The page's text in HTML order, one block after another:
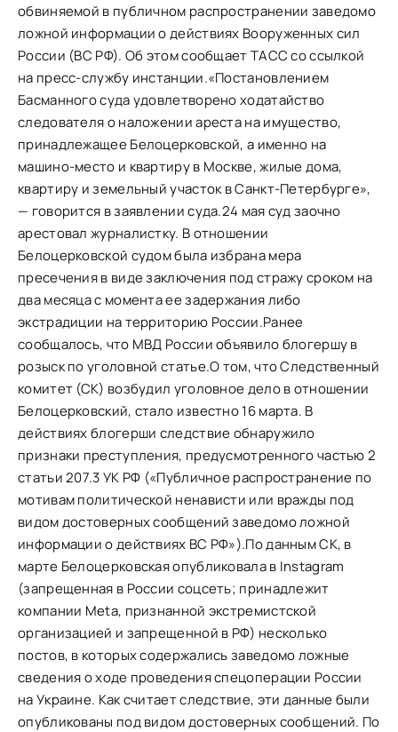
обвиняемой в публичном распространении заведомо
ложной информации о действиях Вооруженных сил
России (ВС РФ). Об этом сообщает ТАСС со ссылкой
на пресс-службу инстанции.«Постановлением
Басманного суда удовлетворено ходатайство
следователя о наложении ареста на имущество,
принадлежащее Белоцерковской, а именно на
машино-место и квартиру в Москве, жилые дома,
квартиру и земельный участок в Санкт-Петербурге»,
— говорится в заявлении суда.24 мая суд заочно
арестовал журналистку. В отношении
Белоцерковской судом была избрана мера
пресечения в виде заключения под стражу сроком на
два месяца с момента ее задержания либо
экстрадиции на территорию России.Ранее
сообщалось, что МВД России объявило блогершу в
розыск по уголовной статье.О том, что Следственный
комитет (СК) возбудил уголовное дело в отношении
Белоцерковский, стало известно 16 марта. В
действиях блогерши следствие обнаружило
признаки преступления, предусмотренного частью 2
статьи 207.3 УК РФ («Публичное распространение по
мотивам политической ненависти или вражды под
видом достоверных сообщений заведомо ложной
информации о действиях ВС РФ»).По данным СК, в
марте Белоцерковская опубликовала в Instagram
(запрещенная в России соцсеть; принадлежит
компании Meta, признанной экстремистской
организацией и запрещенной в РФ) несколько
постов, в которых содержались заведомо ложные
сведения о ходе проведения спецоперации России
на Украине. Как считает следствие, эти данные были
опубликованы под видом достоверных сообщений. По